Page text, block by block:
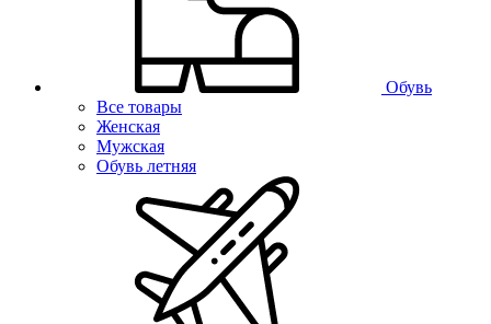
Обувь
Все товары
Женская
Мужская
Обувь летняя